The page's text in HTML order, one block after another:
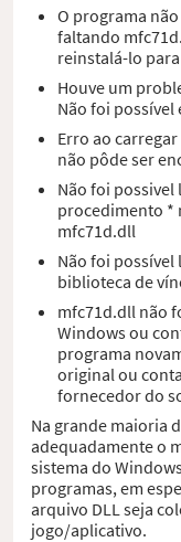
O programa
faltando
reinstalá-lo
Houve um
Não foi
Erro ao
não pôde ser
Não foi
procedimento *
mfc71d.dll
Não foi
biblioteca de
mfc71d.dll não
Windows ou
programa
original ou
fornecedor do
Na grande maioria
adequadamente o
sistema do
programas, em
arquivo DLL seja
jogo/aplicativo.